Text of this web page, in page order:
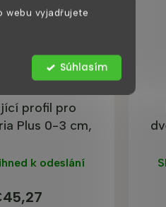
webu vyjadřujete
Súhlasím
profil pro
Plus 0-3 cm,
k odeslání